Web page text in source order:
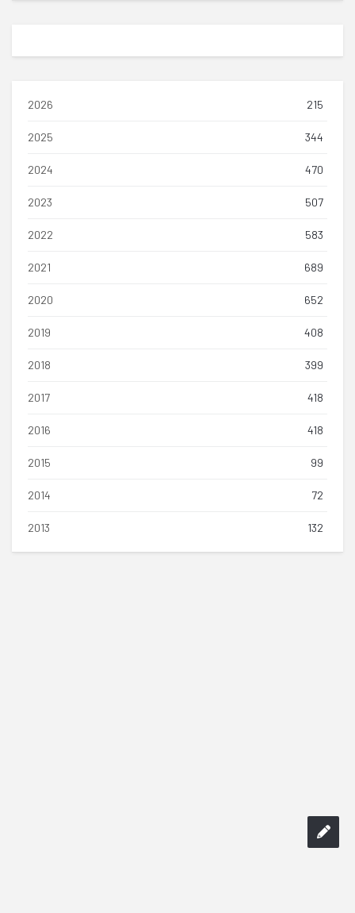
2026 215
2025 344
2024 470
2023 507
2022 583
2021 689
2020 652
2019 408
2018 399
2017 418
2016 418
2015 99
2014 72
2013 132